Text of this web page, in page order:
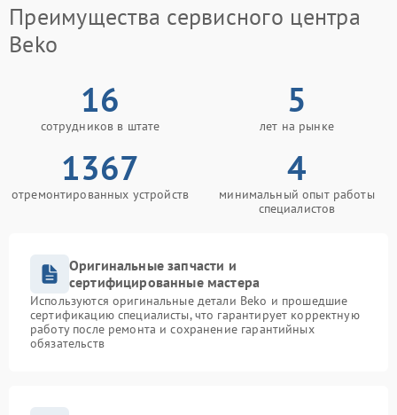
Преимущества сервисного центра
Beko
16
сотрудников в штате
5
лет на рынке
1367
отремонтированных устройств
4
минимальный опыт работы
специалистов
Оригинальные запчасти и
сертифицированные мастера
Используются оригинальные детали Beko и прошедшие
сертификацию специалисты, что гарантирует корректную
работу после ремонта и сохранение гарантийных
обязательств